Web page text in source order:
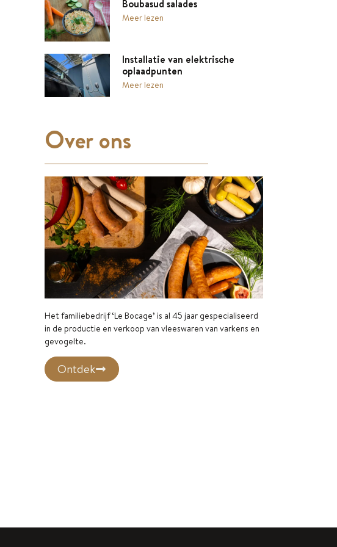
Boubasud salades
Meer lezen
Installatie van elektrische
oplaadpunten
Meer lezen
Over ons
Het familiebedrijf ‘Le Bocage’ is al 45 jaar gespecialiseerd
in de productie en verkoop van vleeswaren van varkens en
gevogelte.
Ontdek